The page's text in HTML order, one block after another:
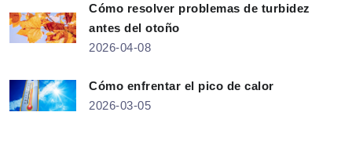
Cómo resolver problemas de turbidez
antes del otoño
2026-04-08
Cómo enfrentar el pico de calor
2026-03-05